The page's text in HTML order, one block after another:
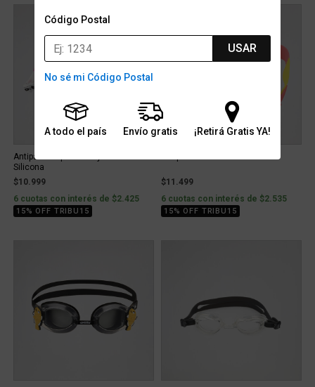
Código Postal
USAR
No sé mi Código Postal
A todo el país Envío gratis ¡Retirá Gratis YA!
Antiparras Sporto Coky Infantil
Silicona
$10.999
6 cuotas con interés de $2.425
15% OFF TRIBU15
$11.499
6 cuotas con interés de $2.535
15% OFF TRIBU15